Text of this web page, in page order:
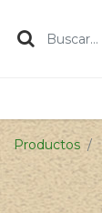
Productos